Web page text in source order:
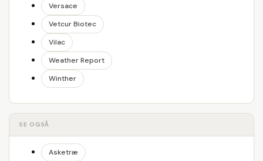
Versace
Vetcur Biotec
Vilac
Weather Report
Winther
SE OGSÅ
Asketræ